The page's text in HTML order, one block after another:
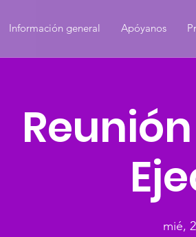
Información general Apóyanos
mié,